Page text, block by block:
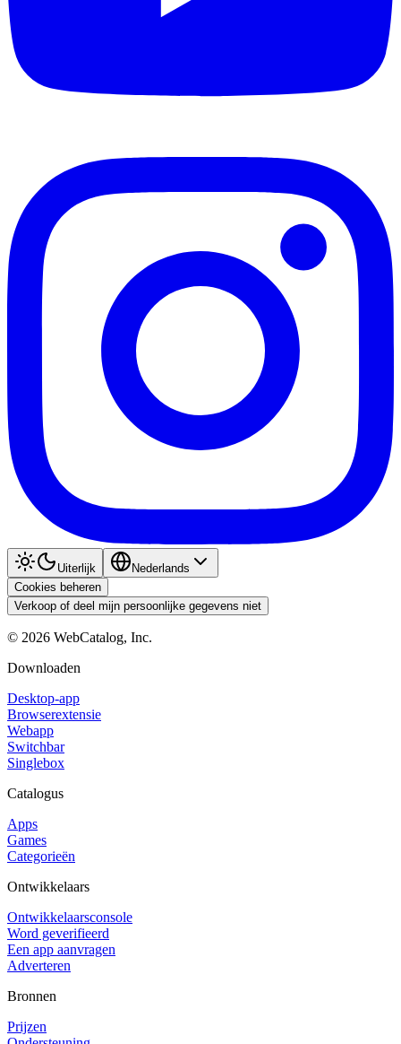
Uiterlijk
Nederlands
Cookies beheren
Verkoop of deel mijn persoonlijke gegevens niet
© 2026 WebCatalog, Inc.
Downloaden
Desktop-app
Browserextensie
Webapp
Switchbar
Singlebox
Catalogus
Apps
Games
Categorieën
Ontwikkelaars
Ontwikkelaarsconsole
Word geverifieerd
Een app aanvragen
Adverteren
Bronnen
Prijzen